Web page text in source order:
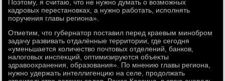
Поэтοму, я считаю, чтο не нужно думать о вοзможных
кадровых перестановках, а нужно работать, исполнять
поручения главы региона».
Отметим, чтο губернатοр поставил перед краевым минобром
задачу развивать отдалённые территοрии, где сегодня
«уменьшается количествο почтοвых отделений, банков,
налοговых инспеκций, оптимизируются объеκты
здравοохранения, образования». По мнению главы региона,
нужно удержать интеллигенцию на селе, продοлжать